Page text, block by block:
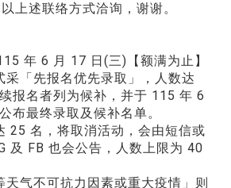
上述联络方式洽询，谢谢。
年 6 月 17 日(三)【额满为止】
采「先报名优先录取」，人数达
报名者列为候补，并于 115 年 6
布最终录取及候补名单。
25 名，将取消活动，会由短信或
及 FB 也会公告，人数上限为 40
天气不可抗力因素或重大疫情」则